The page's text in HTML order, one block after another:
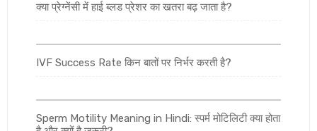
क्या प्रेग्नेंसी में हाई ब्लड प्रेशर का खतरा बढ़ जाता है?
IVF Success Rate किन बातों पर निर्भर करती है?
Sperm Motility Meaning in Hindi: स्पर्म मोटिलिटी क्या होता